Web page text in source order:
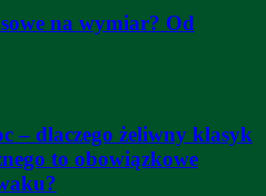
na wymiar? Od
– dlaczego żeliwny klasyk
to obowiązkowe